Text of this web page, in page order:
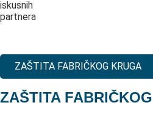
iskusnih
partnera
ZAŠTITA FABRIČKOG KRUGA
ZAŠTITA